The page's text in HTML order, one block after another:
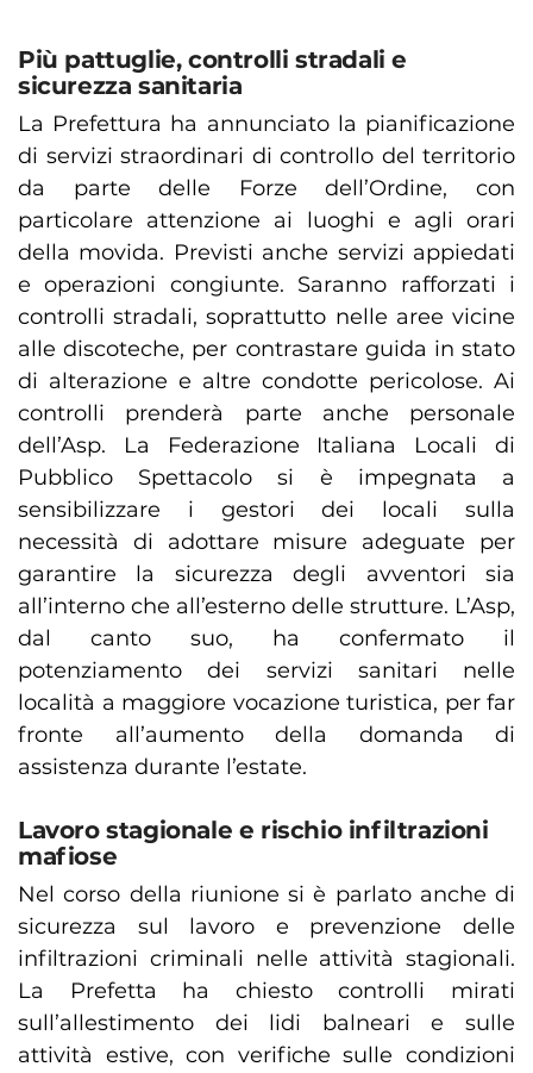
Più pattuglie, controlli stradali e
sicurezza sanitaria
La Prefettura ha annunciato la pianificazione
di servizi straordinari di controllo del territorio
da parte delle Forze dell’Ordine, con
particolare attenzione ai luoghi e agli orari
della movida. Previsti anche servizi appiedati
e operazioni congiunte. Saranno rafforzati i
controlli stradali, soprattutto nelle aree vicine
alle discoteche, per contrastare guida in stato
di alterazione e altre condotte pericolose. Ai
controlli prenderà parte anche personale
dell’Asp. La Federazione Italiana Locali di
Pubblico Spettacolo si è impegnata a
sensibilizzare i gestori dei locali sulla
necessità di adottare misure adeguate per
garantire la sicurezza degli avventori sia
all’interno che all’esterno delle strutture. L’Asp,
dal canto suo, ha confermato il
potenziamento dei servizi sanitari nelle
località a maggiore vocazione turistica, per far
fronte all’aumento della domanda di
assistenza durante l’estate.
Lavoro stagionale e rischio infiltrazioni
mafiose
Nel corso della riunione si è parlato anche di
sicurezza sul lavoro e prevenzione delle
infiltrazioni criminali nelle attività stagionali.
La Prefetta ha chiesto controlli mirati
sull’allestimento dei lidi balneari e sulle
attività estive, con verifiche sulle condizioni